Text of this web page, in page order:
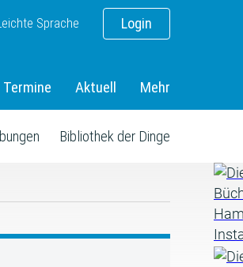
Login
Sprache
Termine Aktuell Mehr
Bibliothek der Dinge